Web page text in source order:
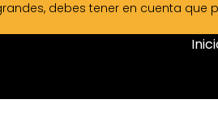
debes tener en cuenta que